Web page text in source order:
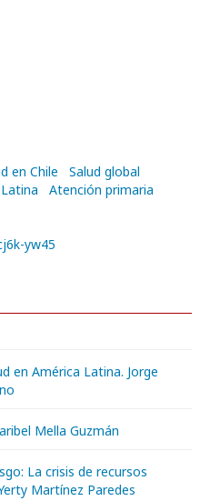
en Chile
Salud global
Atención primaria
yw45
en América Latina. Jorge
Mella Guzmán
La crisis de recursos
Martínez Paredes